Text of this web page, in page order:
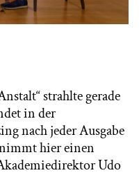
strahlte gerade
in der
nach jeder Ausgabe
hier einen
Udo